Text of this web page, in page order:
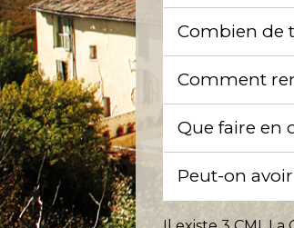
Combien de
Comment
Que faire en
Peut-on